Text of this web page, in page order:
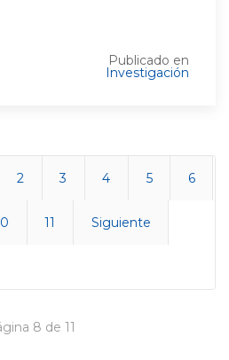
Publicado en
Investigación
2 3 4 5 6
11 Siguiente
8 de 11